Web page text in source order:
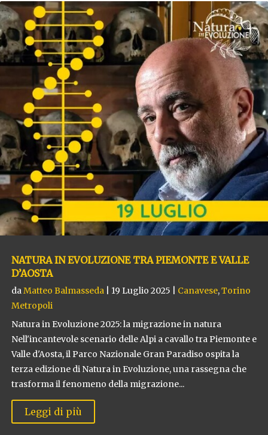
NATURA IN EVOLUZIONE TRA PIEMONTE E VALLE
D’AOSTA
daMatteo Balmasseda 19 Luglio 2025 Canavese,Torino
Metropoli
Natura in Evoluzione 2025: la migrazione in natura
Nell'incantevole scenario delle Alpi a cavallo tra Piemonte e
Valle d'Aosta, il Parco Nazionale Gran Paradiso ospita la
terza edizione di Natura in Evoluzione, una rassegna che
trasforma il fenomeno della migrazione...
Leggi di più